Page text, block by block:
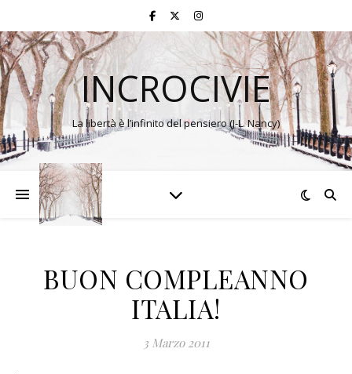
INCROCIVIE
La libertà è l’infinito del pensiero (J-L. Nancy)
BUON COMPLEANNO
ITALIA!
3 Marzo 2011